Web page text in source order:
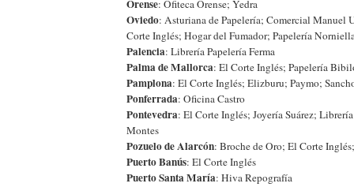
Orense: Ofiteca Orense; Yedra
Oviedo: Asturiana de Papelería; Comercial Manuel
Corte Inglés; Hogar del Fumador; Papelería
Palencia: Librería Papelería Ferma
Palma de Mallorca: El Corte Inglés; Papelería
Pamplona: El Corte Inglés; Elizburu; Paymo;
Ponferrada: Oficina Castro
Pontevedra: El Corte Inglés; Joyería Suárez;
Montes
Pozuelo de Alarcón: Broche de Oro; El Corte
Puerto Banús: El Corte Inglés
Puerto Santa María: Hiva Repografía